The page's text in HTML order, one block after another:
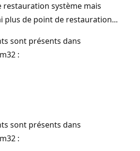
restauration système mais
plus de point de restauration...
sont présents dans
:
sont présents dans
: